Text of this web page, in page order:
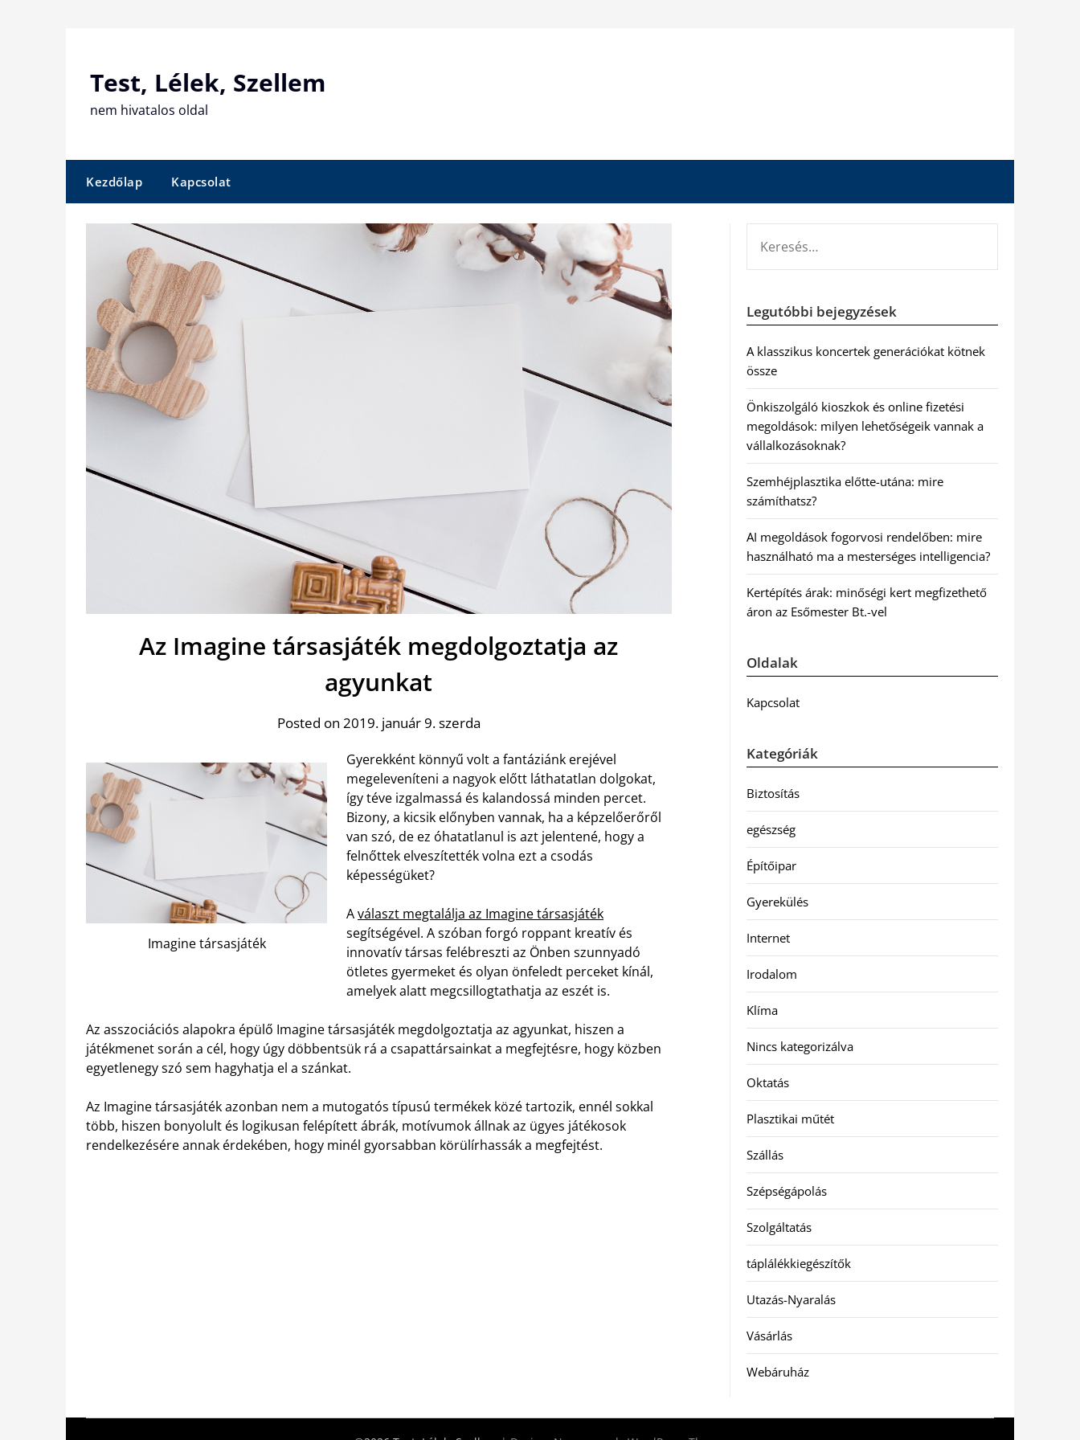
Test, Lélek, Szellem
nem hivatalos oldal
Kezdőlap Kapcsolat
Az Imagine társasjáték megdolgoztatja az
agyunkat
Posted on 2019. január 9. szerda
Imagine társasjáték
Gyerekként könnyű volt a fantáziánk erejével
megeleveníteni a nagyok előtt láthatatlan dolgokat,
így téve izgalmassá és kalandossá minden percet.
Bizony, a kicsik előnyben vannak, ha a képzelőerőről
van szó, de ez óhatatlanul is azt jelentené, hogy a
felnőttek elveszítették volna ezt a csodás
képességüket?
Aválaszt megtalálja az Imagine társasjáték
segítségével. A szóban forgó roppant kreatív és
innovatív társas felébreszti az Önben szunnyadó
ötletes gyermeket és olyan önfeledt perceket kínál,
amelyek alatt megcsillogtathatja az eszét is.
Az asszociációs alapokra épülő Imagine társasjáték megdolgoztatja az agyunkat, hiszen a
játékmenet során a cél, hogy úgy döbbentsük rá a csapattársainkat a megfejtésre, hogy közben
egyetlenegy szó sem hagyhatja el a szánkat.
Az Imagine társasjáték azonban nem a mutogatós típusú termékek közé tartozik, ennél sokkal
több, hiszen bonyolult és logikusan felépített ábrák, motívumok állnak az ügyes játékosok
rendelkezésére annak érdekében, hogy minél gyorsabban körülírhassák a megfejtést.
Legutóbbi bejegyzések
A klasszikus koncertek generációkat kötnek
össze
Önkiszolgáló kioszkok és online fizetési
megoldások: milyen lehetőségeik vannak a
vállalkozásoknak?
Szemhéjplasztika előtte-utána: mire
számíthatsz?
AI megoldások fogorvosi rendelőben: mire
használható ma a mesterséges intelligencia?
Kertépítés árak: minőségi kert megfizethető
áron az Esőmester Bt.-vel
Oldalak
Kapcsolat
Kategóriák
Biztosítás
egészség
Építőipar
Gyerekülés
Internet
Irodalom
Klíma
Nincs kategorizálva
Oktatás
Plasztikai műtét
Szállás
Szépségápolás
Szolgáltatás
táplálékkiegészítők
Utazás-Nyaralás
Vásárlás
Webáruház